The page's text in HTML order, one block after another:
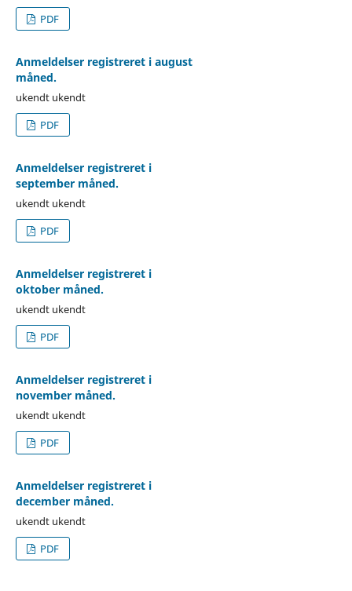
PDF
Anmeldelser registreret i august
måned.
ukendt ukendt
PDF
Anmeldelser registreret i
september måned.
ukendt ukendt
PDF
Anmeldelser registreret i
oktober måned.
ukendt ukendt
PDF
Anmeldelser registreret i
november måned.
ukendt ukendt
PDF
Anmeldelser registreret i
december måned.
ukendt ukendt
PDF